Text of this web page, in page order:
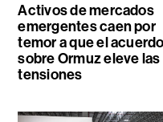
Activos de mercados
emergentes caen por
temor a que el acuerdo
sobre Ormuz eleve las
tensiones